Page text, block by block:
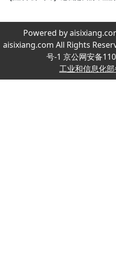
Powered by
aisixiang.com All Rights
号-1 京公网安备
工业和信息化